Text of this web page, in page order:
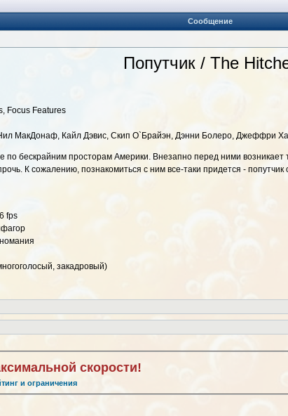
Сообщение
Попутчик / The
Focus Features
МакДонаф, Кайл Дэвис, Скип О`Брайэн, Дэнни Болеро, Джеффри
бескрайним просторам Америки. Внезапно перед ними возникает
К сожалению, познакомиться с ним все-таки придется -
fps
закадровый)
скорости!
и ограничения